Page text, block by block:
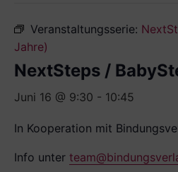
Veranstaltungsserie:
Jahre)
NextSteps /
Juni 16 @ 9:30 - 10:45
In Kooperation mit
Info unter